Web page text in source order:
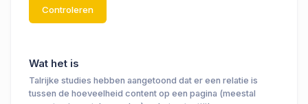
Controleren
Wat het is
Talrijke studies hebben aangetoond dat er een relatie is
tussen de hoeveelheid content op een pagina (meestal